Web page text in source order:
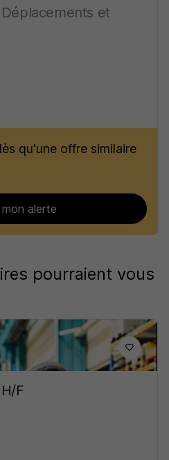
et
qu'une offre similaire
mon alerte
pourraient vous
F